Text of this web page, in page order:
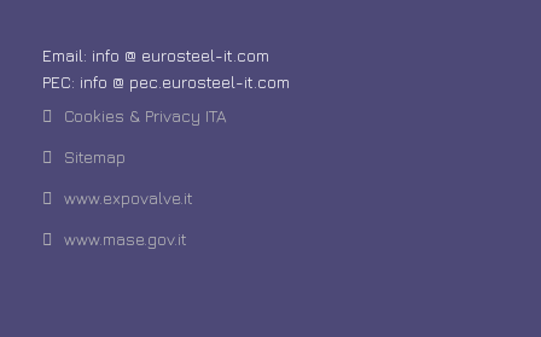
Email: info @ eurosteel-it.com
PEC: info @ pec.eurosteel-it.com
Cookies & Privacy ITA
Sitemap
www.expovalve.it
www.mase.gov.it